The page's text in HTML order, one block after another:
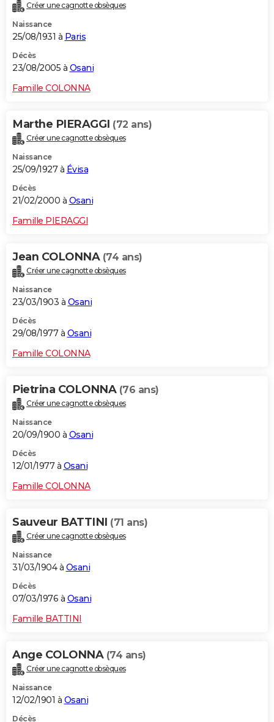
Créer une cagnotte obsèques
Naissance
25/08/1931 à Paris
Décès
23/08/2005 à Osani
Famille COLONNA
Marthe PIERAGGI (72 ans)
Créer une cagnotte obsèques
Naissance
25/09/1927 à Évisa
Décès
21/02/2000 à Osani
Famille PIERAGGI
Jean COLONNA (74 ans)
Créer une cagnotte obsèques
Naissance
23/03/1903 à Osani
Décès
29/08/1977 à Osani
Famille COLONNA
Pietrina COLONNA (76 ans)
Créer une cagnotte obsèques
Naissance
20/09/1900 à Osani
Décès
12/01/1977 à Osani
Famille COLONNA
Sauveur BATTINI (71 ans)
Créer une cagnotte obsèques
Naissance
31/03/1904 à Osani
Décès
07/03/1976 à Osani
Famille BATTINI
Ange COLONNA (74 ans)
Créer une cagnotte obsèques
Naissance
12/02/1901 à Osani
Décès